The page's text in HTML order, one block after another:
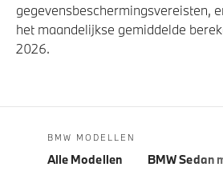
gegevensbeschermingsvereisten,
het maandelijkse gemiddelde
2026.
BMW MODELLEN
Alle Modellen BMW Sedan